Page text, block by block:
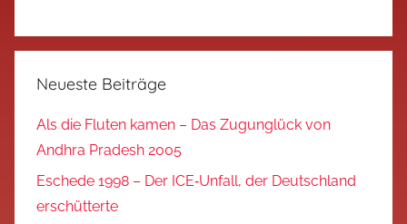
Neueste Beiträge
Als die Fluten kamen – Das Zugunglück von
Andhra Pradesh 2005
Eschede 1998 – Der ICE‑Unfall, der Deutschland
erschütterte